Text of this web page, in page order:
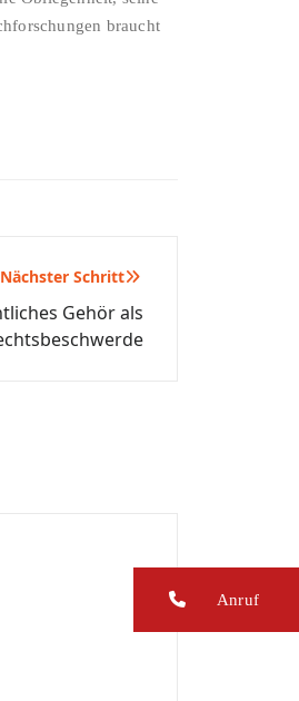
braucht
Nächster Schritt
Gehör als
Anruf